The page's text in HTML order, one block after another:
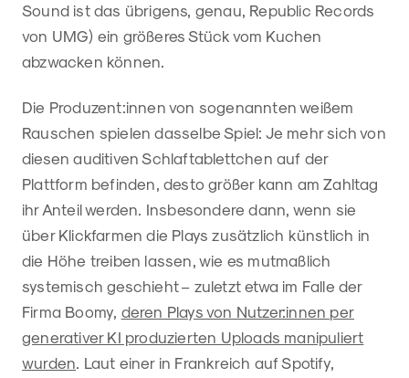
Sound ist das übrigens, genau, Republic Records
von UMG) ein größeres Stück vom Kuchen
abzwacken können.
Die Produzent:innen von sogenannten weißem
Rauschen spielen dasselbe Spiel: Je mehr sich von
diesen auditiven Schlaftablettchen auf der
Plattform befinden, desto größer kann am Zahltag
ihr Anteil werden. Insbesondere dann, wenn sie
über Klickfarmen die Plays zusätzlich künstlich in
die Höhe treiben lassen, wie es mutmaßlich
systemisch geschieht – zuletzt etwa im Falle der
Firma Boomy, deren Plays von Nutzer:innen per
generativer KI produzierten Uploads manipuliert
wurden. Laut einer in Frankreich auf Spotify,